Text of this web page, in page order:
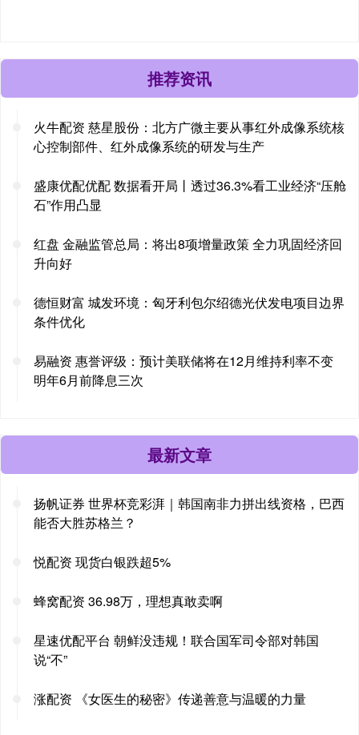
推荐资讯
火牛配资 慈星股份：北方广微主要从事红外成像系统核
心控制部件、红外成像系统的研发与生产
盛康优配优配 数据看开局丨透过36.3%看工业经济“压舱
石”作用凸显
红盘 金融监管总局：将出8项增量政策 全力巩固经济回
升向好
德恒财富 城发环境：匈牙利包尔绍德光伏发电项目边界
条件优化
易融资 惠誉评级：预计美联储将在12月维持利率不变
明年6月前降息三次
最新文章
扬帆证券 世界杯竞彩湃｜韩国南非力拼出线资格，巴西
能否大胜苏格兰？
悦配资 现货白银跌超5%
蜂窝配资 36.98万，理想真敢卖啊
星速优配平台 朝鲜没违规！联合国军司令部对韩国
说“不”
涨配资 《女医生的秘密》传递善意与温暖的力量